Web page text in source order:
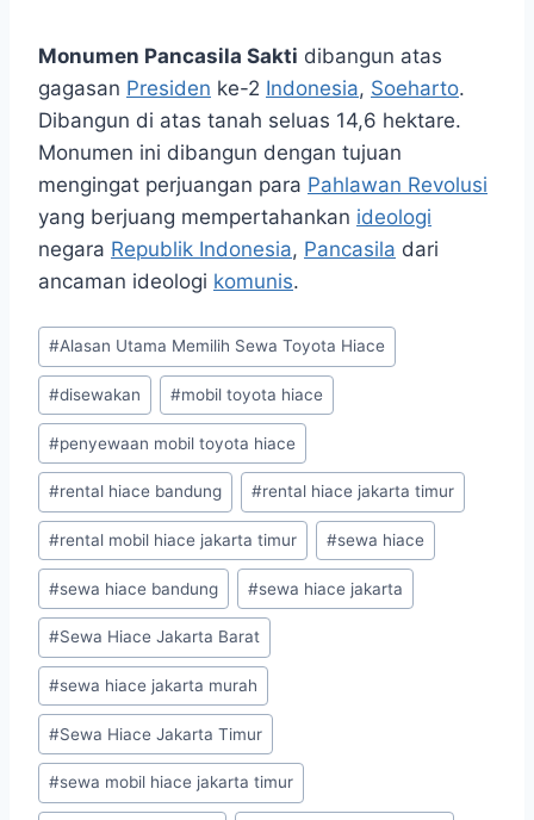
Monumen Pancasila Sakti dibangun atas
gagasan Presiden ke-2 Indonesia, Soeharto.
Dibangun di atas tanah seluas 14,6 hektare.
Monumen ini dibangun dengan tujuan
mengingat perjuangan para Pahlawan Revolusi
yang berjuang mempertahankan ideologi
negara Republik Indonesia, Pancasila dari
ancaman ideologi komunis.
Post
Tags:
#Alasan Utama Memilih Sewa Toyota Hiace
#disewakan #mobil toyota hiace
#penyewaan mobil toyota hiace
#rental hiace bandung #rental hiace jakarta timur
#rental mobil hiace jakarta timur #sewa hiace
#sewa hiace bandung #sewa hiace jakarta
#Sewa Hiace Jakarta Barat
#sewa hiace jakarta murah
#Sewa Hiace Jakarta Timur
#sewa mobil hiace jakarta timur